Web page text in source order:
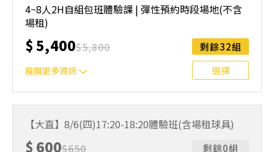
制。歡迎邀請親友一同報名參加，享受團體運動樂趣！ 如
人數未達開班門檻，或因天候不佳無法如期舉行，POA將視
情況安排延期或併班處理。 ⚠️ 報名完成後，如因天候因素
無法上課，僅提供課程延期選項，恕不退費，請參閱【報名
與課程異動規則】。報名後視為您已同意上述規則。
4~8人2H自組包班體驗課 | 彈性預約時段場地(不含
場租)
$5,400$5,800
展開更多資訊
剩餘32組
選擇
和、萬華、桃園，將會依照預約時間與地點為您安排合適的
【大直】8/6(四)17:20-18:20體驗班(含場租球具)
$ 600$650 剩餘0組